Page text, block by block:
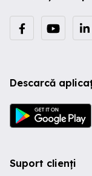
Descarcă
Suport clienți